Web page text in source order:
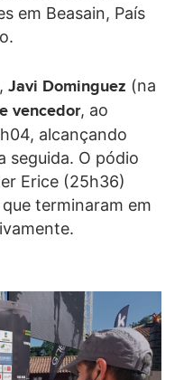
em Beasain, País
, Javi Dominguez (na
vencedor, ao
alcançando
seguida. O pódio
Erice (25h36)
terminaram em